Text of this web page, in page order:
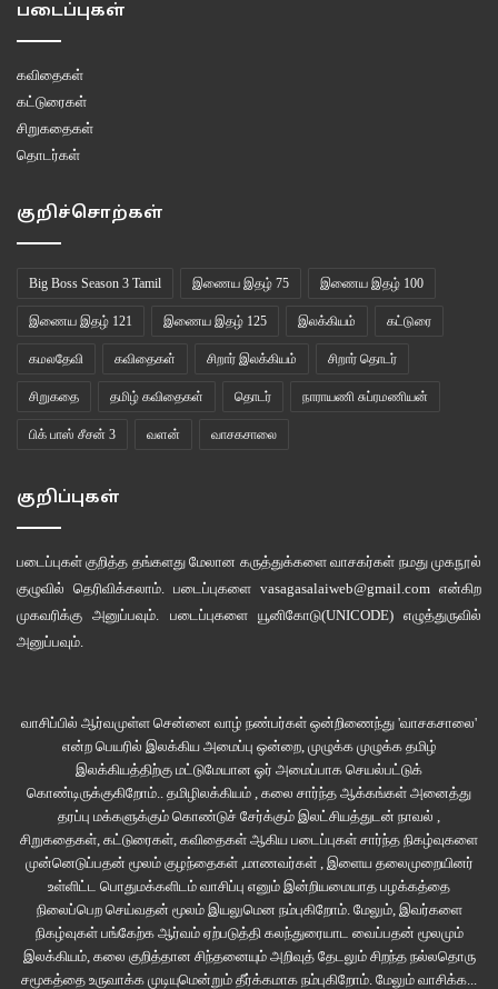
படைப்புகள்
கவிதைகள்
கட்டுரைகள்
சிறுகதைகள்
தொடர்கள்
குறிச்சொற்கள்
Big Boss Season 3 Tamil இணைய இதழ் 75 இணைய இதழ் 100
இணைய இதழ் 121 இணைய இதழ் 125 இலக்கியம் கட்டுரை
கமலதேவி கவிதைகள் சிறார் இலக்கியம் சிறார் தொடர்
சிறுகதை தமிழ் கவிதைகள் தொடர் நாராயணி சுப்ரமணியன்
பிக் பாஸ் சீசன் 3 வளன் வாசகசாலை
குறிப்புகள்
படைப்புகள் குறித்த தங்களது மேலான கருத்துக்களை வாசகர்கள் நமது முகநூல்
குழுவில் தெரிவிக்கலாம். படைப்புகளை vasagasalaiweb@gmail.com என்கிற
முகவரிக்கு அனுப்பவும். படைப்புகளை யூனிகோடு(UNICODE)எழுத்துருவில்
அனுப்பவும்.
வாசிப்பில் ஆர்வமுள்ள சென்னை வாழ் நண்பர்கள் ஒன்றிணைந்து 'வாசகசாலை'
என்ற பெயரில் இலக்கிய அமைப்பு ஒன்றை, முழுக்க முழுக்க தமிழ்
இலக்கியத்திற்கு மட்டுமேயான ஓர் அமைப்பாக செயல்பட்டுக்
கொண்டிருக்குகிறோம்.. தமிழிலக்கியம் , கலை சார்ந்த ஆக்கங்கள் அனைத்து
தரப்பு மக்களுக்கும் கொண்டுச் சேர்க்கும் இலட்சியத்துடன் நாவல் ,
சிறுகதைகள், கட்டுரைகள், கவிதைகள் ஆகிய படைப்புகள் சார்ந்த நிகழ்வுகளை
முன்னெடுப்பதன் மூலம் குழந்தைகள் ,மாணவர்கள் , இளைய தலைமுறையினர்
உள்ளிட்ட பொதுமக்களிடம் வாசிப்பு எனும் இன்றியமையாத பழக்கத்தை
நிலைப்பெற செய்வதன் மூலம் இயலுமென நம்புகிறோம். மேலும், இவர்களை
நிகழ்வுகள் பங்கேற்க ஆர்வம் ஏற்படுத்தி கலந்துரையாட வைப்பதன் மூலமும்
இலக்கியம், கலை குறித்தான சிந்தனையும் அறிவுத் தேடலும் சிறந்த நல்லதொரு
சமூகத்தை உருவாக்க முடியுமென்றும் தீர்க்கமாக நம்புகிறோம். மேலும் வாசிக்க...